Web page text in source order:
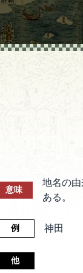
意味
地名の
ある。
例 神田
他